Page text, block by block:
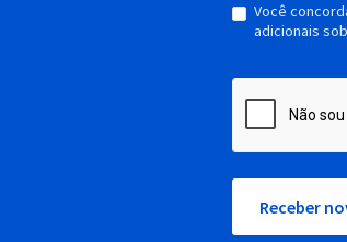
Você
adicionais
Receber